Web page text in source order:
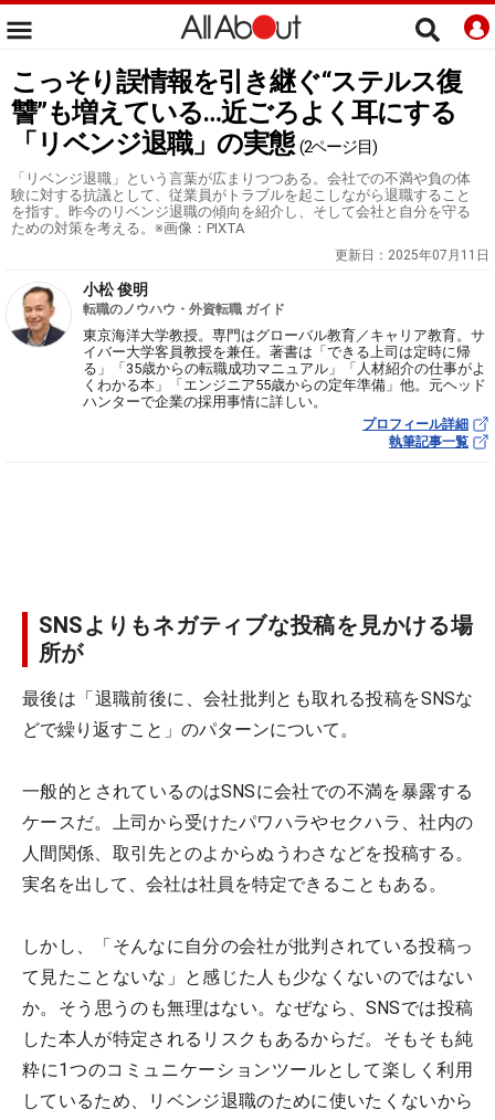
こっそり誤情報を引き継ぐ“ステルス復
讐”も増えている…近ごろよく耳にする
「リベンジ退職」の実態 (2ページ目)
「リベンジ退職」という言葉が広まりつつある。会社での不満や負の体
験に対する抗議として、従業員がトラブルを起こしながら退職すること
を指す。昨今のリベンジ退職の傾向を紹介し、そして会社と自分を守る
ための対策を考える。※画像：PIXTA
更新日： 2025年07月11日
小松 俊明
転職のノウハウ・外資転職 ガイド
東京海洋大学教授。専門はグローバル教育／キャリア教育。サ
イバー大学客員教授を兼任。著書は「できる上司は定時に帰
る」「35歳からの転職成功マニュアル」「人材紹介の仕事がよ
くわかる本」「エンジニア55歳からの定年準備」他。元ヘッド
ハンターで企業の採用事情に詳しい。
プロフィール詳細
執筆記事一覧
SNSよりもネガティブな投稿を見かける場
所が
最後は「退職前後に、会社批判とも取れる投稿をSNSな
どで繰り返すこと」のパターンについて。
一般的とされているのはSNSに会社での不満を暴露する
ケースだ。上司から受けたパワハラやセクハラ、社内の
人間関係、取引先とのよからぬうわさなどを投稿する。
実名を出して、会社は社員を特定できることもある。
しかし、「そんなに自分の会社が批判されている投稿っ
て見たことないな」と感じた人も少なくないのではない
か。そう思うのも無理はない。なぜなら、SNSでは投稿
した本人が特定されるリスクもあるからだ。そもそも純
粋に1つのコミュニケーションツールとして楽しく利用
しているため、リベンジ退職のために使いたくないから